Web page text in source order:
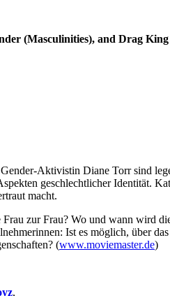
(Masculinities), and Drag
Aktivistin Diane Torr sind
geschlechtlicher Identität.
macht.
zur Frau? Wo und wann wird
Ist es möglich, über
(www.moviemaster.de)
,